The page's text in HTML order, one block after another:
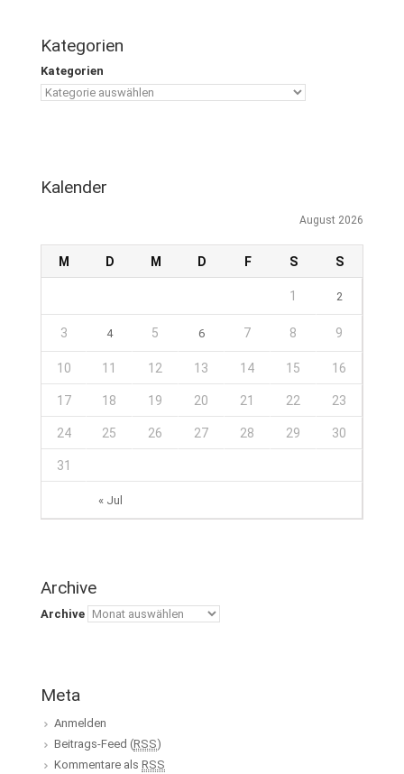
Kategorien
Kategorien
Kalender
August 2026
M D M D F S S
« Jul
1 2
3 4 5 6 7 8 9
10 11 12 13 14 15 16
17 18 19 20 21 22 23
24 25 26 27 28 29 30
31
Archive
Archive
Meta
Anmelden
Beitrags-Feed (RSS)
Kommentare als RSS